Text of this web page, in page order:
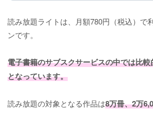
読み放題ライトは、月額780円（税込）で
ンです。
電子書籍のサブスクサービスの中では比
となっています。
読み放題の対象となる作品は8万冊、2万